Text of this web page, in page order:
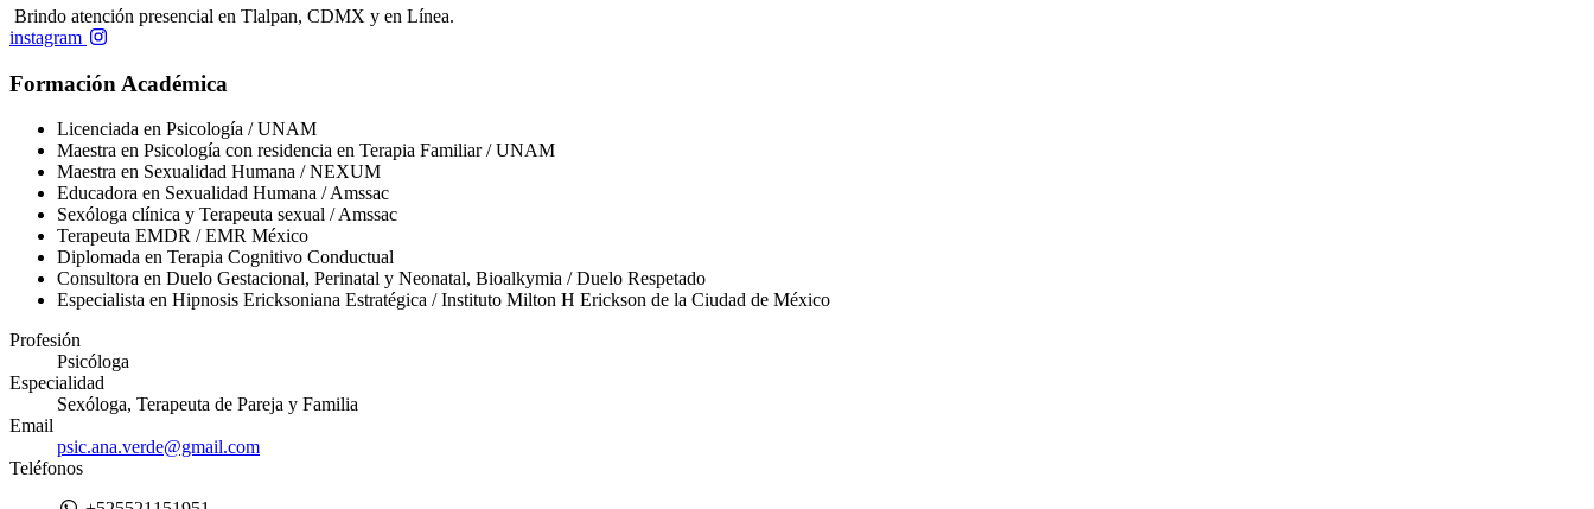
Brindo atención presencial en Tlalpan, CDMX y en Línea.
instagram
Formación Académica
Licenciada en Psicología / UNAM
Maestra en Psicología con residencia en Terapia Familiar / UNAM
Maestra en Sexualidad Humana / NEXUM
Educadora en Sexualidad Humana / Amssac
Sexóloga clínica y Terapeuta sexual / Amssac
Terapeuta EMDR / EMR México
Diplomada en Terapia Cognitivo Conductual
Consultora en Duelo Gestacional, Perinatal y Neonatal, Bioalkymia / Duelo Respetado
Especialista en Hipnosis Ericksoniana Estratégica / Instituto Milton H Erickson de la Ciudad de México
Profesión
Psicóloga
Especialidad
Sexóloga, Terapeuta de Pareja y Familia
Email
psic.ana.verde@gmail.com
Teléfonos